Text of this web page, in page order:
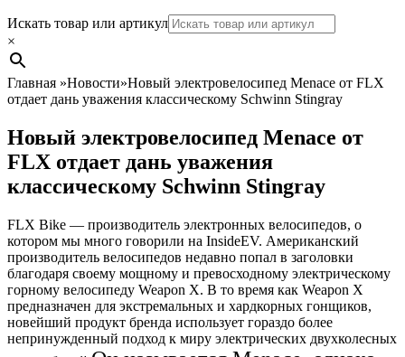
Search
Искать товар или артикул
×
Главная »Новости»Новый электровелосипед Menace от FLX
отдает дань уважения классическому Schwinn Stingray
Новый электровелосипед Menace от
FLX отдает дань уважения
классическому Schwinn Stingray
FLX Bike — производитель электронных велосипедов, о
котором мы много говорили на InsideEV. Американский
производитель велосипедов недавно попал в заголовки
благодаря своему мощному и превосходному электрическому
горному велосипеду Weapon X. В то время как Weapon X
предназначен для экстремальных и хардкорных гонщиков,
новейший продукт бренда использует гораздо более
непринужденный подход к миру электрических двухколесных